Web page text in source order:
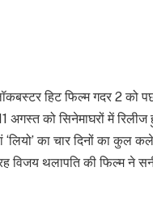
हिट फिल्म गदर 2 को
अगस्त को सिनेमाघरों में
का चार दिनों का कुल
विजय थलापति की फिल्म ने